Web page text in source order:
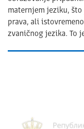
maternjem jeziku,
prava, ali
zvaničnog jezika. To